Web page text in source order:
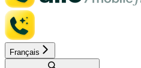
Français